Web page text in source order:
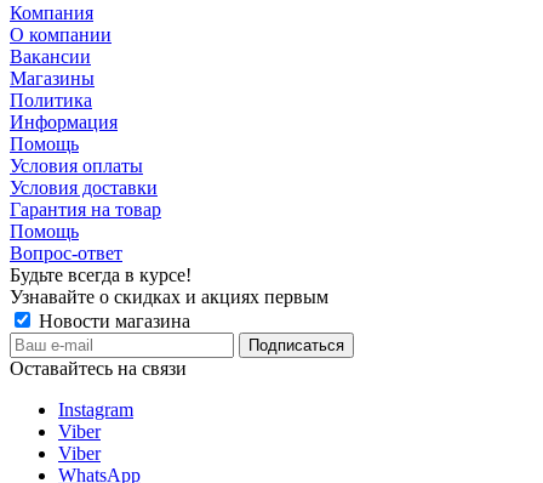
Компания
О компании
Вакансии
Магазины
Политика
Информация
Помощь
Условия оплаты
Условия доставки
Гарантия на товар
Помощь
Вопрос-ответ
Будьте всегда в курсе!
Узнавайте о скидках и акциях первым
Новости магазина
Оставайтесь на связи
Instagram
Viber
Viber
WhatsApp